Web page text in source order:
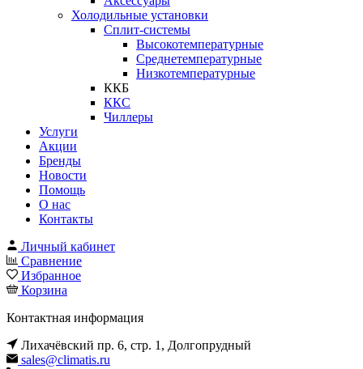
Холодильные установки
Сплит-системы
Высокотемпературные
Среднетемпературные
Низкотемпературные
ККБ
ККС
Чиллеры
Услуги
Акции
Бренды
Новости
Помощь
О нас
Контакты
Личный кабинет
Сравнение
Избранное
Корзина
Контактная информация
Лихачёвский пр. 6, стр. 1, Долгопрудный
sales@climatis.ru